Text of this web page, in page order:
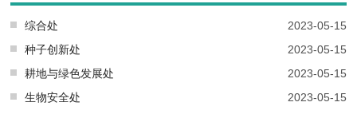
2023-05-15
综合处
2023-05-15
种子创新处
2023-05-15
耕地与绿色发展处
2023-05-15
生物安全处